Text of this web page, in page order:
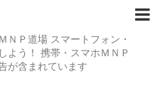
ＮＰ道場 スマートフォン・
よう！ 携帯・スマホＭＮＰ
が含まれています